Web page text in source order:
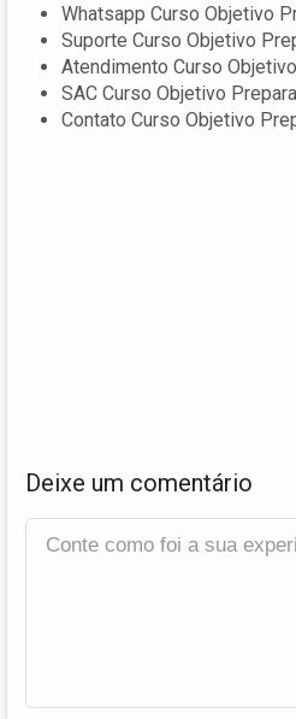
Whatsapp Curso Objetivo
Suporte Curso Objetivo
Atendimento Curso
SAC Curso Objetivo
Contato Curso Objetivo
Deixe um comentário